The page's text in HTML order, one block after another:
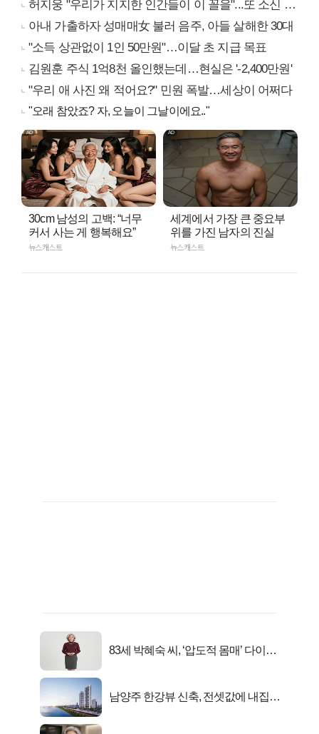
허지웅 "우리가 지지한 인간들이 이 꼴을"...또 소신 발언
아내 가출하자 성매매女 불러 음주, 아들 살해한 30대
"소득 상관없이 1인 50만원"…이달 초 지급 목표
김원훈 주식 1억8천 올인했는데…현실은 '-2,400만원'
"우리 애 사진 왜 적어요?" 민원 폭발…세상이 어쩌다
"오래 참았죠? 자, 오늘이 그날이에요.."
30cm 남성의 고백: “너무
커서 사는 게 행복해요”
뉴스캐스트
세계에서 가장 큰 중요부
위를 가진 남자의 진실
뉴스캐스트
83세 박혜숙 씨, ‘압도적 몸매’ 다이어
남양주 한강뷰 신축, 전셋값에 내집마